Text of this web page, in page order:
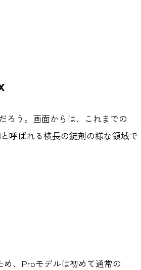
ろう。画面からは、これまでの
と呼ばれる横長の錠剤の様な領域で
、Proモデルは初めて通常の